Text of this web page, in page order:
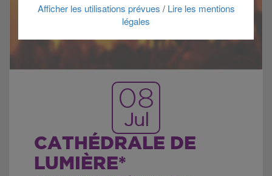
Afficher les utilisations prévues / Lire les mentions
légales
08
Jul
CATHÉDRALE DE
LUMIÈRE*